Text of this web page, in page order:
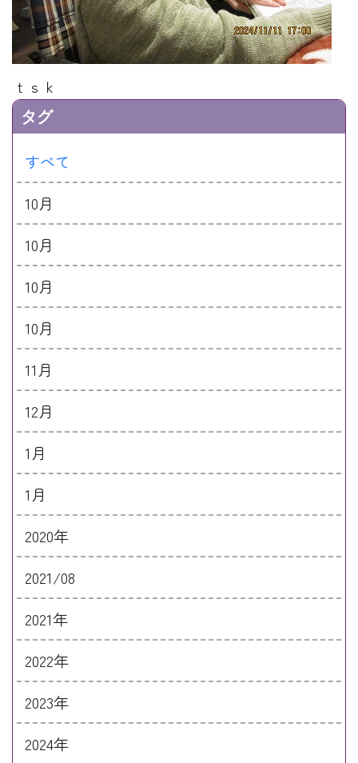
ｔｓｋ
タグ
すべて
10月
10月
10月
10月
11月
12月
1月
1月
2020年
2021/08
2021年
2022年
2023年
2024年